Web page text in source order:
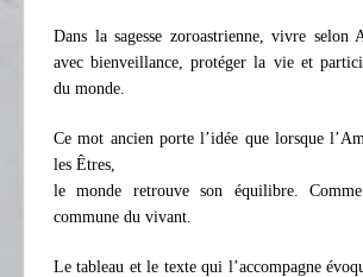
Dans la sagesse zoroastrienne, vivre selon
avec bienveillance, protéger la vie et
du monde.
Ce mot ancien porte l’idée que lorsque
les Êtres,
le monde retrouve son équilibre.
commune du vivant.
Le tableau et le texte qui l’accompagne